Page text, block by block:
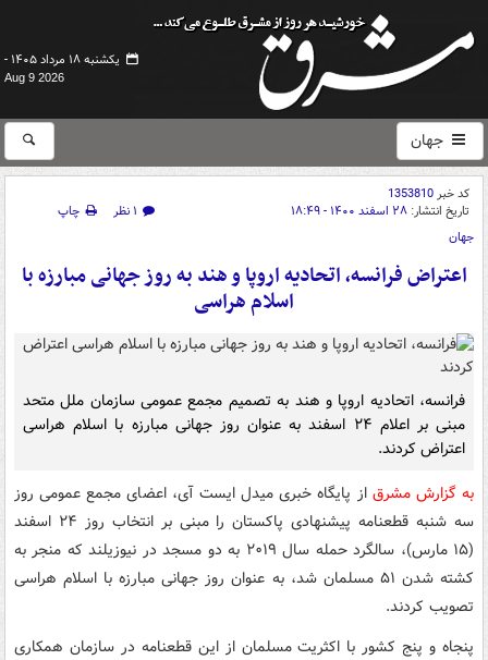
یکشنبه ۱۸ مرداد ۱۴۰۵ -
Aug 9 2026
جهان
کد خبر1353810
تاریخ انتشار: ۲۸ اسفند ۱۴۰۰ - ۱۸:۴۹ ۱ نظر
چاپ
جهان
اعتراض فرانسه، اتحادیه اروپا و هند به روز جهانی مبارزه با
اسلام هراسی
فرانسه، اتحادیه اروپا و هند به تصمیم مجمع عمومی سازمان ملل متحد
مبنی بر اعلام ۲۴ اسفند به عنوان روز جهانی مبارزه با اسلام هراسی
اعتراض کردند.
به گزارش مشرق از پایگاه خبری میدل ایست آی، اعضای مجمع عمومی روز
سه شنبه قطعنامه پیشنهادی پاکستان را مبنی بر انتخاب روز ۲۴ اسفند
(۱۵ مارس)، سالگرد حمله سال ۲۰۱۹ به دو مسجد در نیوزیلند که منجر به
کشته شدن ۵۱ مسلمان شد، به عنوان روز جهانی مبارزه با اسلام هراسی
تصویب کردند.
پنجاه و پنج کشور با اکثریت مسلمان از این قطعنامه در سازمان همکاری